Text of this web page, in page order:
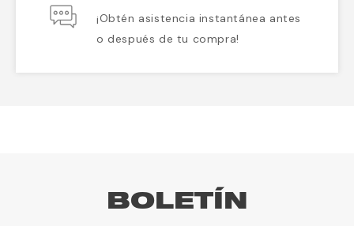
¡Obtén asistencia instantánea antes
o después de tu compra!
BOLETÍN